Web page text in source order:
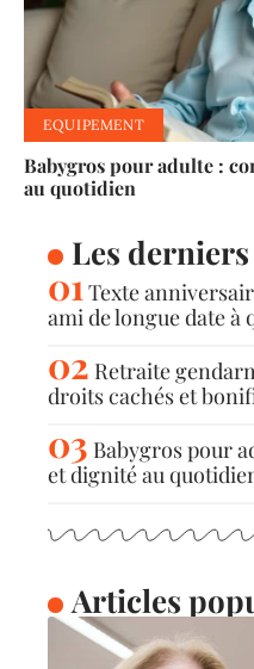
EQUIPEMENT
Babygros pour adulte :
au quotidien
Les
Texte
ami de longue date à
Retraite
droits cachés et
Babygros pour
et dignité au
Articles